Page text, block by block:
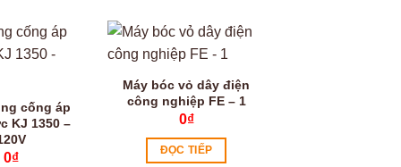
cống áp
KJ 1350 –
0₫
Máy bóc vỏ dây điện
công nghiệp FE – 1
0₫
ĐỌC TIẾP